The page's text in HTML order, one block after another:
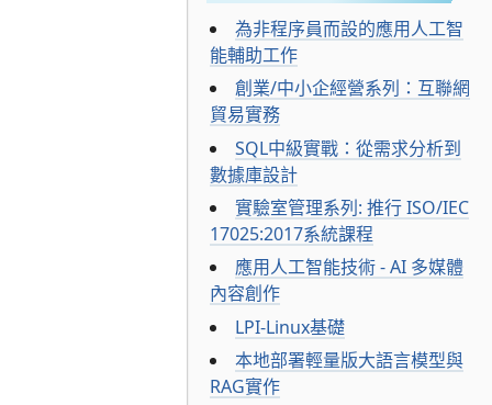
為非程序員而設的應用人工智
能輔助工作
創業/中小企經營系列：互聯網
貿易實務
SQL中級實戰：從需求分析到
數據庫設計
實驗室管理系列: 推行 ISO/IEC
17025:2017系統課程
應用人工智能技術 - AI 多媒體
內容創作
LPI-Linux基礎
本地部署輕量版大語言模型與
RAG實作